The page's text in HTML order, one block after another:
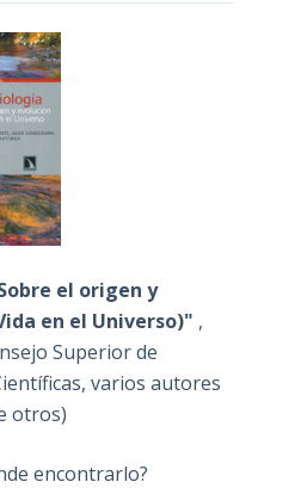
el origen y
en el Universo)" ,
Superior de
varios autores
otros)
encontrarlo?